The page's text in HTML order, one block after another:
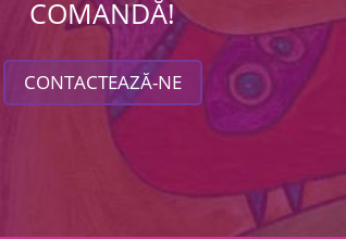
COMANDĂ!
CONTACTEAZĂ-NE